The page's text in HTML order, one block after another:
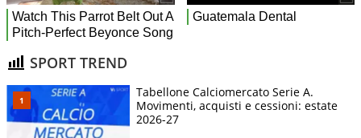
SPORT TREND
Tabellone Calciomercato Serie A.
Movimenti, acquisti e cessioni: estate
2026-27